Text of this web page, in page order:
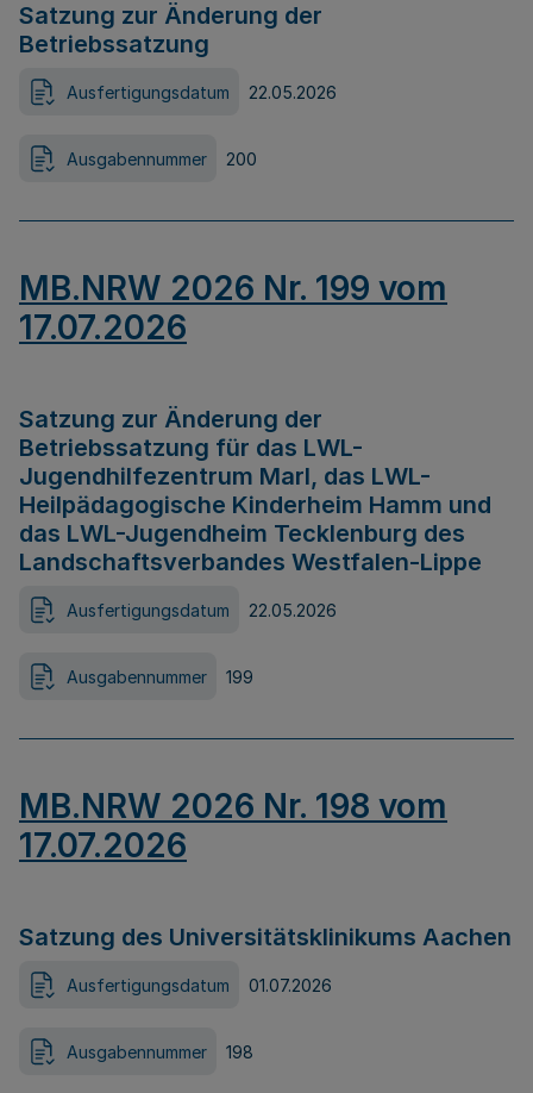
Satzung zur Änderung der
Betriebssatzung
Ausfertigungsdatum 22.05.2026
Ausgabennummer 200
MB.NRW 2026 Nr. 199 vom
17.07.2026
Satzung zur Änderung der
Betriebssatzung für das LWL-
Jugendhilfezentrum Marl, das LWL-
Heilpädagogische Kinderheim Hamm und
das LWL-Jugendheim Tecklenburg des
Landschaftsverbandes Westfalen-Lippe
Ausfertigungsdatum 22.05.2026
Ausgabennummer 199
MB.NRW 2026 Nr. 198 vom
17.07.2026
Satzung des Universitätsklinikums Aachen
Ausfertigungsdatum 01.07.2026
Ausgabennummer 198